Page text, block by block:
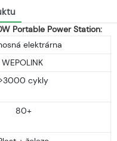
Portable Power Station:
elektrárna
WEPOLINK
>3000 cykly
80+